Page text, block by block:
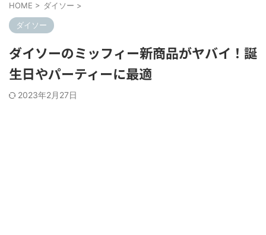
HOME > ダイソー >
ダイソー
ダイソーのミッフィー新商品がヤバイ！誕
生日やパーティーに最適
2023年2月27日